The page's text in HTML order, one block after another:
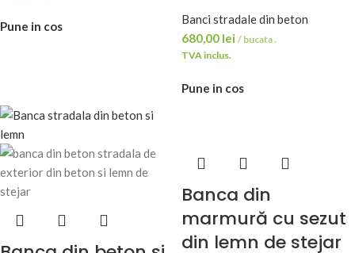
Pune in cos
Banci stradale din beton
680,00 lei / bucata .
TVA inclus.
Pune in cos
Banca din
marmură cu sezut
din lemn de stejar